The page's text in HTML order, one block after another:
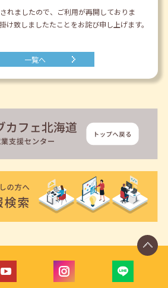
れましたので、ご利用が再開しておりま
け致しましたたことをお詫び申し上げます。
一覧へ